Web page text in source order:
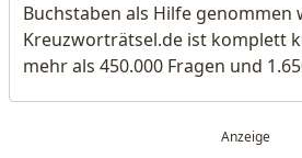
Buchstaben als Hilfe genommen
Kreuzworträtsel.de ist komplett
mehr als 450.000 Fragen und